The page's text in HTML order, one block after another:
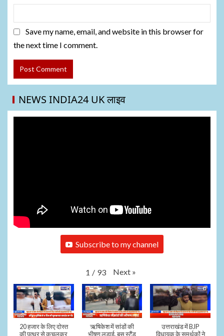
Save my name, email, and website in this browser for
the next time I comment.
NEWS INDIA24 UK लाइव
Subscribe to my channel
1 / 93 Next »
20 हजार के लिए दोस्त
की पत्थर से कुचलकर
ऋषिकेश में सांडों की
भीषण लड़ाई, बस स्टैंड
उत्तराखंड में BJP
विधायक के समर्थकों ने